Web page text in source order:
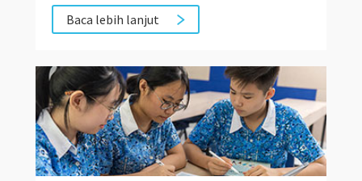
Baca lebih lanjut